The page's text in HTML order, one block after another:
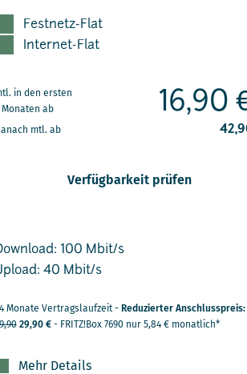
Festnetz-Flat
Internet-Flat
in den ersten
Monaten ab
16,90
mtl. ab
Verfügbarkeit prüfen
100 Mbit/s
40 Mbit/s
Monate Vertragslaufzeit - Reduzierter Anschlusspreis:
29,90 €- FRITZ!Box 7690 nur 5,84 € monatlich*
Mehr Details